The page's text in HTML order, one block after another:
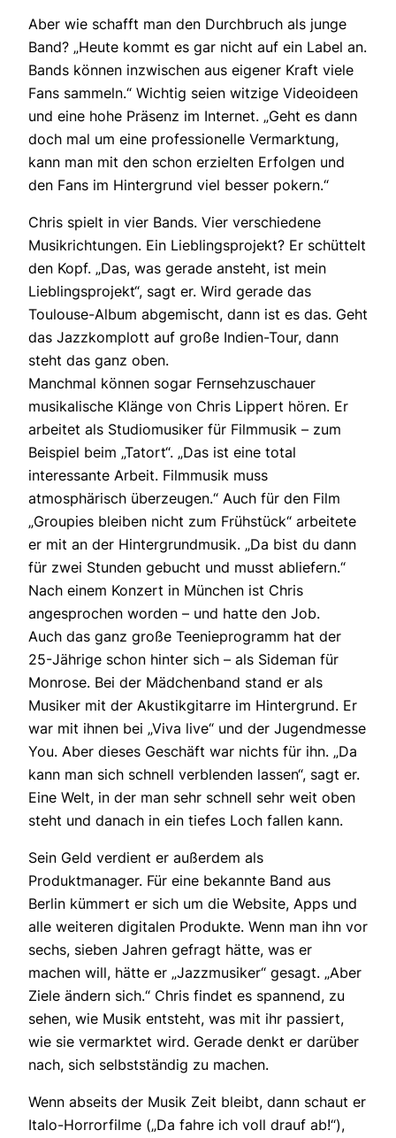
Aber wie schafft man den Durchbruch als junge
Band? „Heute kommt es gar nicht auf ein Label an.
Bands können inzwischen aus eigener Kraft viele
Fans sammeln.“ Wichtig seien witzige Videoideen
und eine hohe Präsenz im Internet. „Geht es dann
doch mal um eine professionelle Vermarktung,
kann man mit den schon erzielten Erfolgen und
den Fans im Hintergrund viel besser pokern.“
Chris spielt in vier Bands. Vier verschiedene
Musikrichtungen. Ein Lieblingsprojekt? Er schüttelt
den Kopf. „Das, was gerade ansteht, ist mein
Lieblingsprojekt“, sagt er. Wird gerade das
Toulouse-Album abgemischt, dann ist es das. Geht
das Jazzkomplott auf große Indien-Tour, dann
steht das ganz oben.
Manchmal können sogar Fernsehzuschauer
musikalische Klänge von Chris Lippert hören. Er
arbeitet als Studiomusiker für Filmmusik – zum
Beispiel beim „Tatort“. „Das ist eine total
interessante Arbeit. Filmmusik muss
atmosphärisch überzeugen.“ Auch für den Film
„Groupies bleiben nicht zum Frühstück“ arbeitete
er mit an der Hintergrundmusik. „Da bist du dann
für zwei Stunden gebucht und musst abliefern.“
Nach einem Konzert in München ist Chris
angesprochen worden – und hatte den Job.
Auch das ganz große Teenieprogramm hat der
25-Jährige schon hinter sich – als Sideman für
Monrose. Bei der Mädchenband stand er als
Musiker mit der Akustikgitarre im Hintergrund. Er
war mit ihnen bei „Viva live“ und der Jugendmesse
You. Aber dieses Geschäft war nichts für ihn. „Da
kann man sich schnell verblenden lassen“, sagt er.
Eine Welt, in der man sehr schnell sehr weit oben
steht und danach in ein tiefes Loch fallen kann.
Sein Geld verdient er außerdem als
Produktmanager. Für eine bekannte Band aus
Berlin kümmert er sich um die Website, Apps und
alle weiteren digitalen Produkte. Wenn man ihn vor
sechs, sieben Jahren gefragt hätte, was er
machen will, hätte er „Jazzmusiker“ gesagt. „Aber
Ziele ändern sich.“ Chris findet es spannend, zu
sehen, wie Musik entsteht, was mit ihr passiert,
wie sie vermarktet wird. Gerade denkt er darüber
nach, sich selbstständig zu machen.
Wenn abseits der Musik Zeit bleibt, dann schaut er
Italo-Horrorfilme („Da fahre ich voll drauf ab!“),